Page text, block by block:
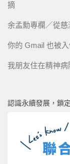
摘
余孟勳專欄／從
你的 Gmail 也被
我朋友住在精神
認識永續發展，鎖